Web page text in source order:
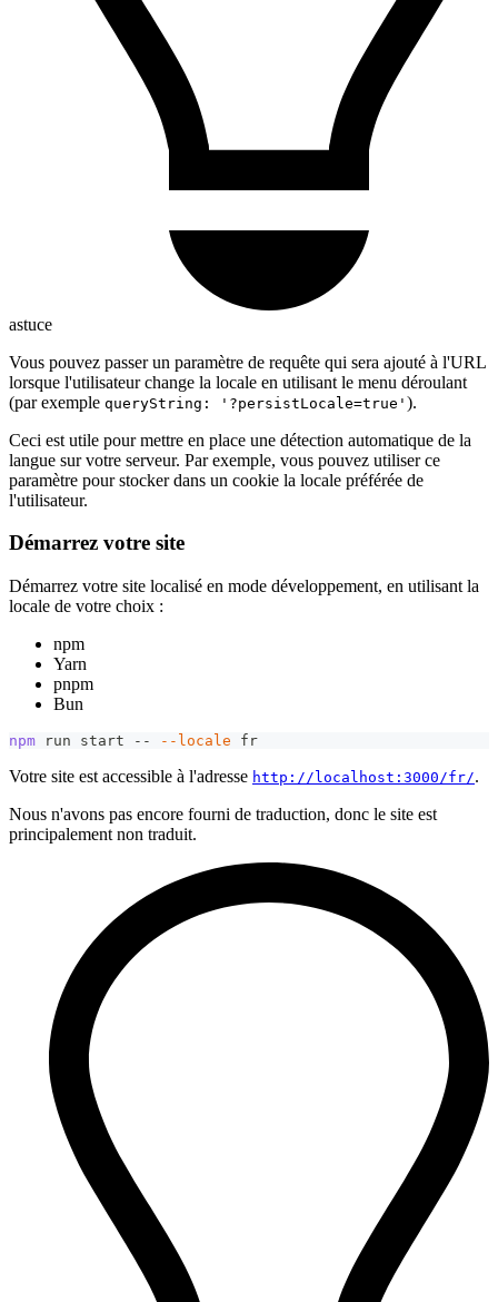
astuce
Vous pouvez passer un paramètre de requête qui sera ajouté à l'URL
lorsque l'utilisateur change la locale en utilisant le menu déroulant
(par exemple queryString: '?persistLocale=true' ).
Ceci est utile pour mettre en place une détection automatique de la
langue sur votre serveur. Par exemple, vous pouvez utiliser ce
paramètre pour stocker dans un cookie la locale préférée de
l'utilisateur.
Démarrez votre site
Démarrez votre site localisé en mode développement, en utilisant la
locale de votre choix :
npm
Yarn
pnpm
Bun
npm run start -- --locale fr
Votre site est accessible à l'adresse http://localhost:3000/fr/.
Nous n'avons pas encore fourni de traduction, donc le site est
principalement non traduit.